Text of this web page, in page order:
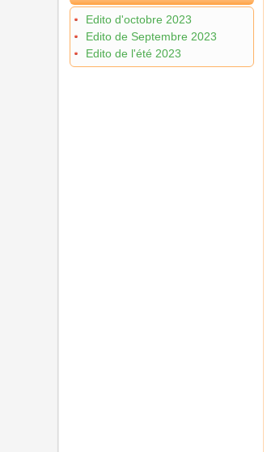
Edito d'octobre 2023
Edito de Septembre 2023
Edito de l'été 2023